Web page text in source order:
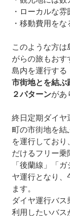
・ローカルな
・移動費用を
このような方
がらの旅もおす
島内を運行する
市街地とを結ぶ
２パターンがあ
終日定期ダイヤ
町の市街地を結
を運行してお
だけるフリー乗
「後蘭線」「
ヤ運行となり、
ます。
ダイヤ運行バス
利用したいバス